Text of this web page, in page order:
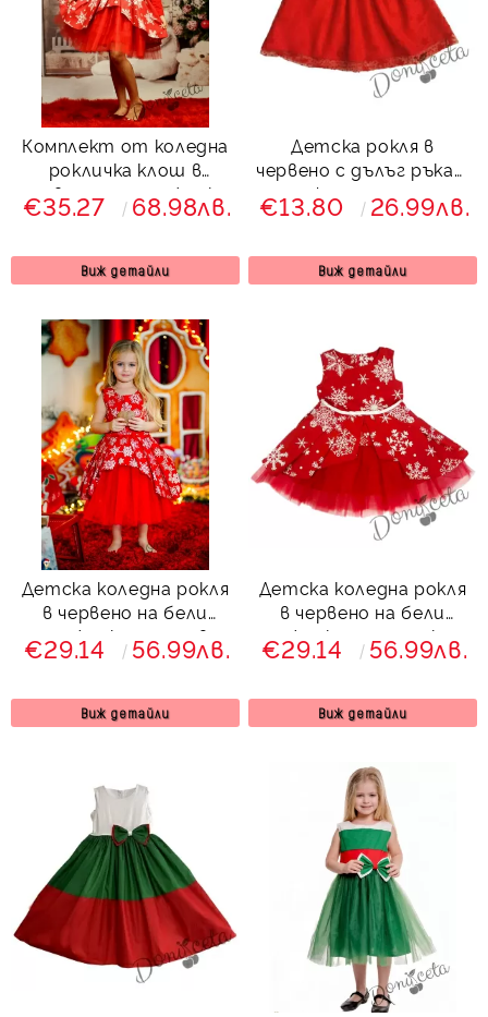
Комплект от коледна
рокличка клош в
червено със снежинки
в бяло с тюл в червено
€35.27 68.98лв.
Виж детайли
Детска рокля в
червено с дълъг ръкав,
релефна тюл пола и
снежинка
€13.80 26.99лв.
Виж детайли
Детска коледна рокля
в червено на бели
снежинки с тюл в
червено и коланче в
€29.14 56.99лв.
Виж детайли
Детска коледна рокля
в червено на бели
снежинки с панделка и
тюл
€29.14 56.99лв.
Виж детайли